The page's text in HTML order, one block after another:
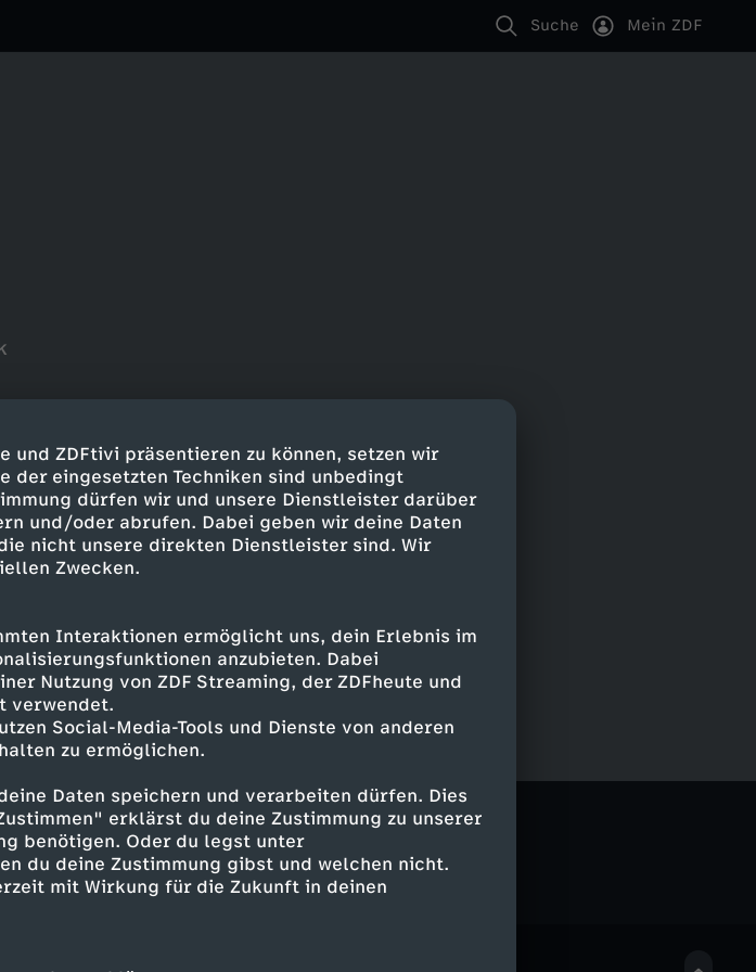
und ZDFtivi präsentieren zu können, setzen wir
der eingesetzten Techniken sind unbedingt
dürfen wir und unsere Dienstleister darüber
und/oder abrufen. Dabei geben wir deine Daten
nicht unsere direkten Dienstleister sind. Wir
Zwecken.
Interaktionen ermöglicht uns, dein Erlebnis im
anzubieten. Dabei
Nutzung von ZDF Streaming, der ZDFheute und
verwendet.
Social-Media-Tools und Dienste von anderen
zu ermöglichen.
Daten speichern und verarbeiten dürfen. Dies
erklärst du deine Zustimmung zu unserer
benötigen. Oder du legst unter
du deine Zustimmung gibst und welchen nicht.
mit Wirkung für die Zukunft in deinen
Suche Mein ZDF
nachgefragt